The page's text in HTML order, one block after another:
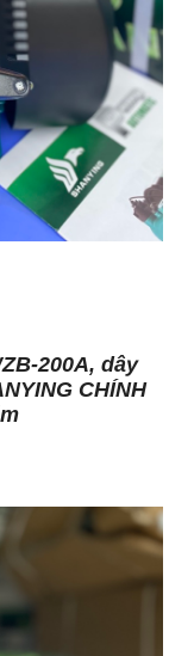
200A, dây
CHÍNH